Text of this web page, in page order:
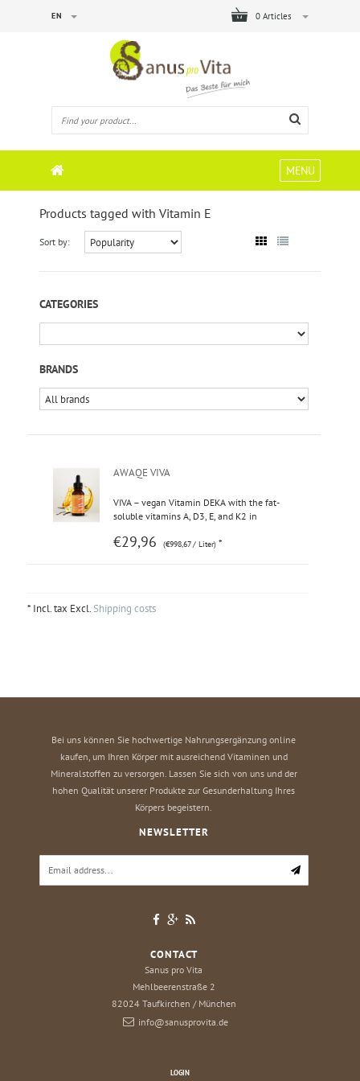
0 Articles
EN
MENU
Products tagged with Vitamin E
Sort by:
CATEGORIES
BRANDS
AWAQE VIVA
VIVA – vegan Vitamin DEKA with the fat-
soluble vitamins A, D3, E, and K2 in
normal immune function, maintenance of
€29,96 (€998,67 / Liter) *
* Incl. tax Excl.Shipping costs
Bei uns können Sie hochwertige Nahrungsergänzung online
kaufen, um Ihren Körper mit ausreichend Vitaminen und
Mineralstoffen zu versorgen. Lassen Sie sich von uns und der
hohen Qualität unserer Produkte zur Gesunderhaltung Ihres
Körpers begeistern.
NEWSLETTER
CONTACT
Sanus pro Vita
Mehlbeerenstraße 2
82024 Taufkirchen / München
info@sanusprovita.de
LOGIN